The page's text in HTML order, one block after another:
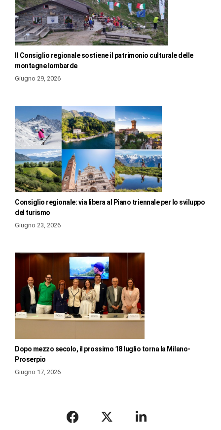
Il Consiglio regionale sostiene il patrimonio culturale delle
montagne lombarde
Giugno 29, 2026
Consiglio regionale: via libera al Piano triennale per lo sviluppo
del turismo
Giugno 23, 2026
Dopo mezzo secolo, il prossimo 18 luglio torna la Milano-
Proserpio
Giugno 17, 2026